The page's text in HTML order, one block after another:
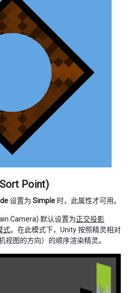
Point)
设置为 Simple 时，此属性才可用。
Camera) 默认设置为正交投影
式。在此模式下，Unity 按照精灵相对
视图的方向）的顺序渲染精灵。